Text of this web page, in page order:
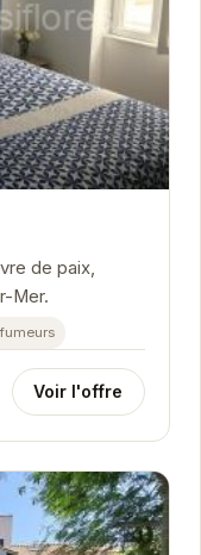
de paix,
Mer.
Voir l'offre